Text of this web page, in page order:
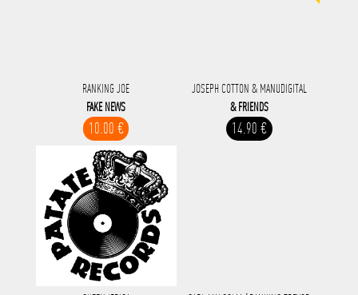
RANKING JOE
FAKE NEWS
10.00 €
JOSEPH COTTON & MANUDIGITAL
& FRIENDS
14.90 €